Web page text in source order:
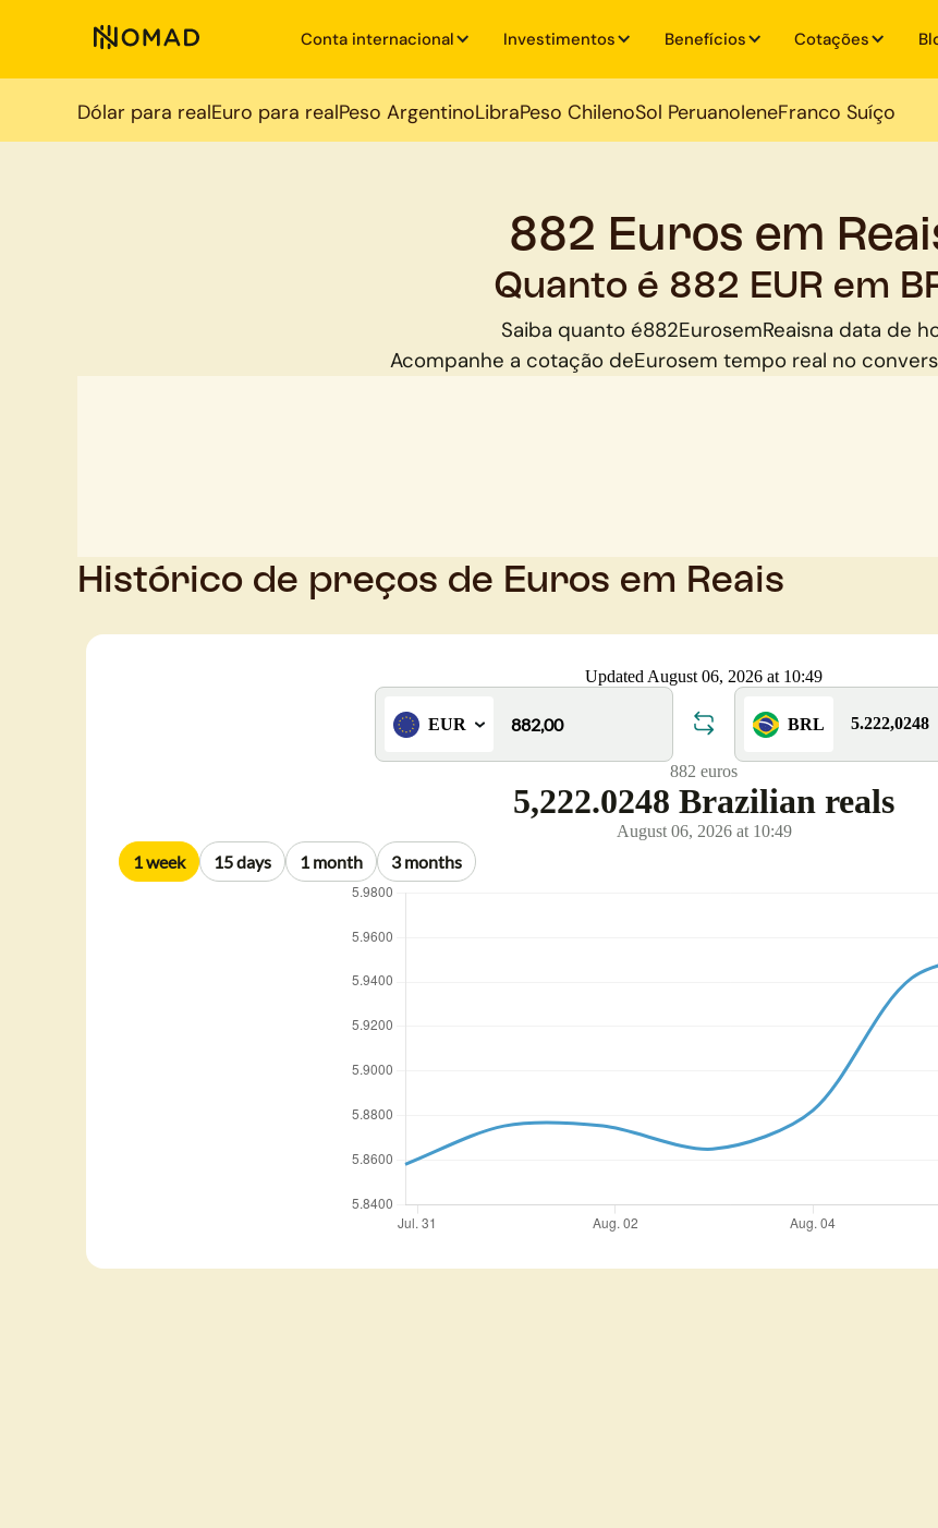
Conta internacional Investimentos Benefícios Cotações
Dólar para realEuro para realPeso ArgentinoLibraPeso ChilenoSol PeruanoIeneFranco Suíço
882 Euros em
Quanto é 882 EUR em
Saiba quanto é882EurosemReaisna data de
Acompanhe a cotação deEurosem tempo real no
Histórico de preços de Euros em Reais